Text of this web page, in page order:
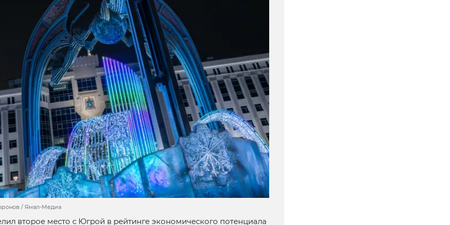
/ Ямал-Медиа
второе место с Югрой в рейтинге экономического потенциала